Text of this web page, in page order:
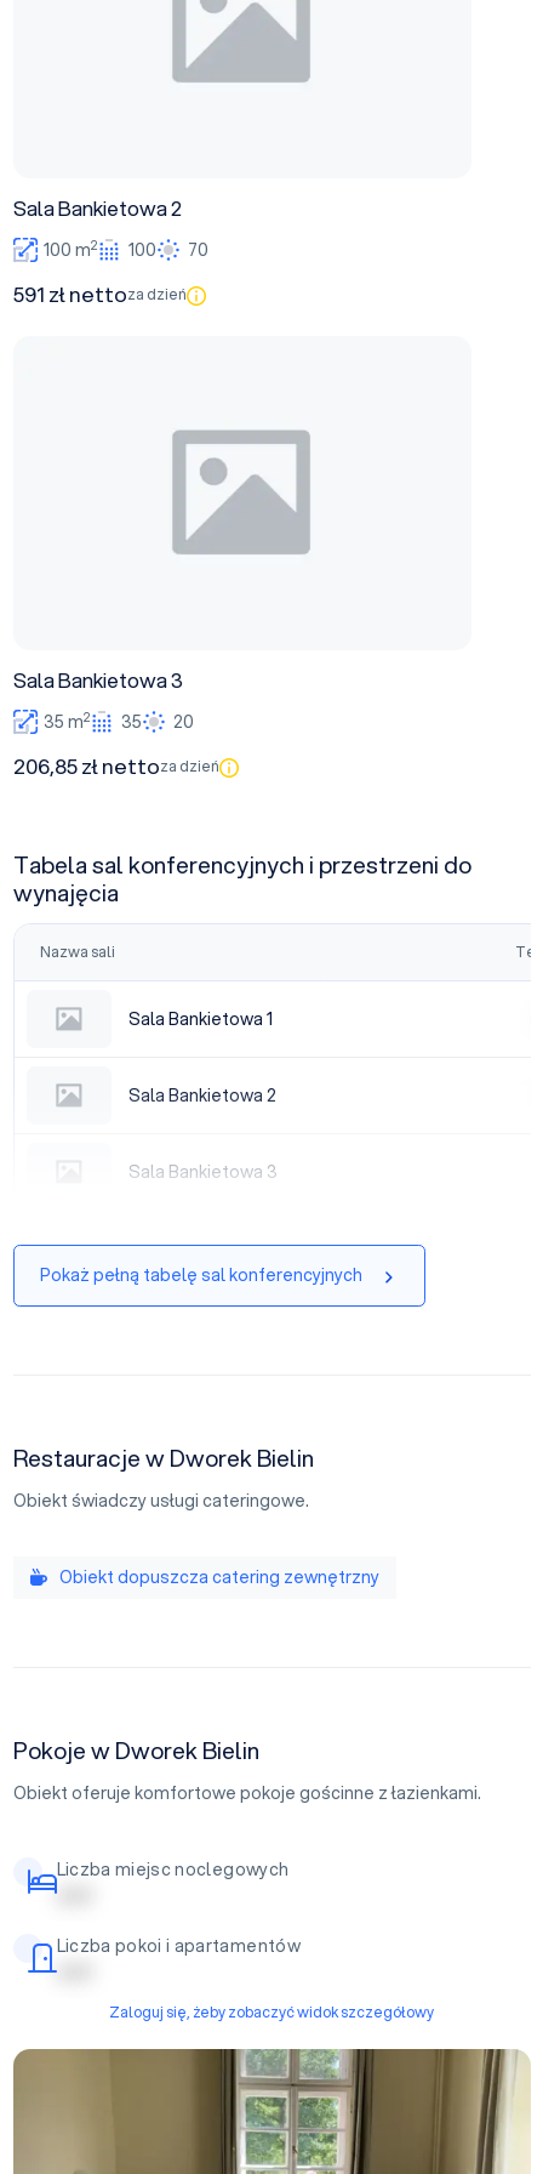
Sala Bankietowa 2
100 m2 100 70
591 zł nettoza dzień
Sala Bankietowa 3
35 m2 35 20
206,85 zł nettoza dzień
Tabela sal konferencyjnych i przestrzeni do
wynajęcia
Nazwa sali
Sala Bankietowa 1
Sala Bankietowa 1
Sala Bankietowa 2
Sala Bankietowa 2
Sala Bankietowa 3
Pokaż pełną tabelę sal konferencyjnych
Restauracje w Dworek Bielin
Obiekt świadczy usługi cateringowe.
Obiekt dopuszcza catering zewnętrzny
Pokoje w Dworek Bielin
Obiekt oferuje komfortowe pokoje gościnne z łazienkami.
Liczba miejsc noclegowych
| | | | |
Liczba pokoi i apartamentów
| | | | |
Zaloguj się, żeby zobaczyć widok szczegółowy